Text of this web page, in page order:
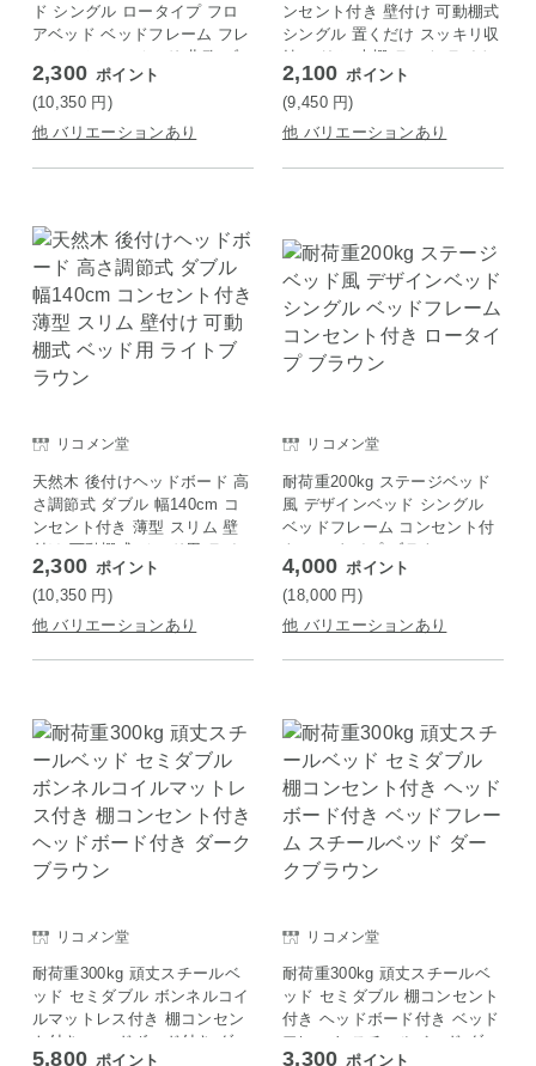
ド シングル ロータイプ フロ
アベッド ベッドフレーム フレ
ームのみ ローベッド 北欧 ブ
ラック
2,300 ポイント
(10,350 円 )
他 バリエーションあり
ンセント付き 壁付け 可動棚式
シングル 置くだけ スッキリ収
納 スリム 本棚 ラック ライト
ブラウン
2,100 ポイント
(9,450 円)
他 バリエーションあり
リコメン堂
天然木 後付けヘッドボード 高
さ調節式 ダブル 幅140cm コ
ンセント付き 薄型 スリム 壁
付け 可動棚式 ベッド用 ライ
トブラウン
2,300 ポイント
(10,350 円 )
他 バリエーションあり
リコメン堂
耐荷重200kg ステージベッド
風 デザインベッド シングル
ベッドフレーム コンセント付
き ロータイプ ブラウン
4,000 ポイント
(18,000 円 )
他 バリエーションあり
リコメン堂
耐荷重300kg 頑丈スチールベ
ッド セミダブル ボンネルコイ
ルマットレス付き 棚コンセン
ト付き ヘッドボード付き ダー
5,800 ポイント
リコメン堂
耐荷重300kg 頑丈スチールベ
ッド セミダブル 棚コンセント
付き ヘッドボード付き ベッド
フレーム スチールベッド ダー
3,300 ポイント